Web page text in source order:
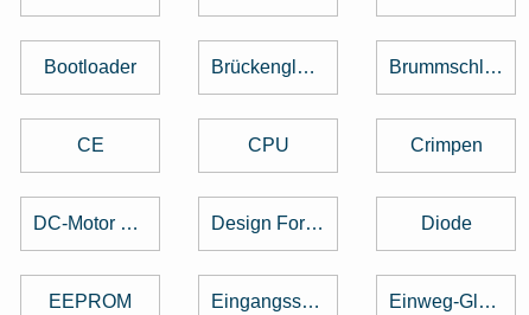
Bootloader Brückengleichrichter Brummschleifen
CE CPU Crimpen
DC-Motor brushed Design For Manufacturing Diode
EEPROM Eingangsspannung Einweg-Gleichrichter